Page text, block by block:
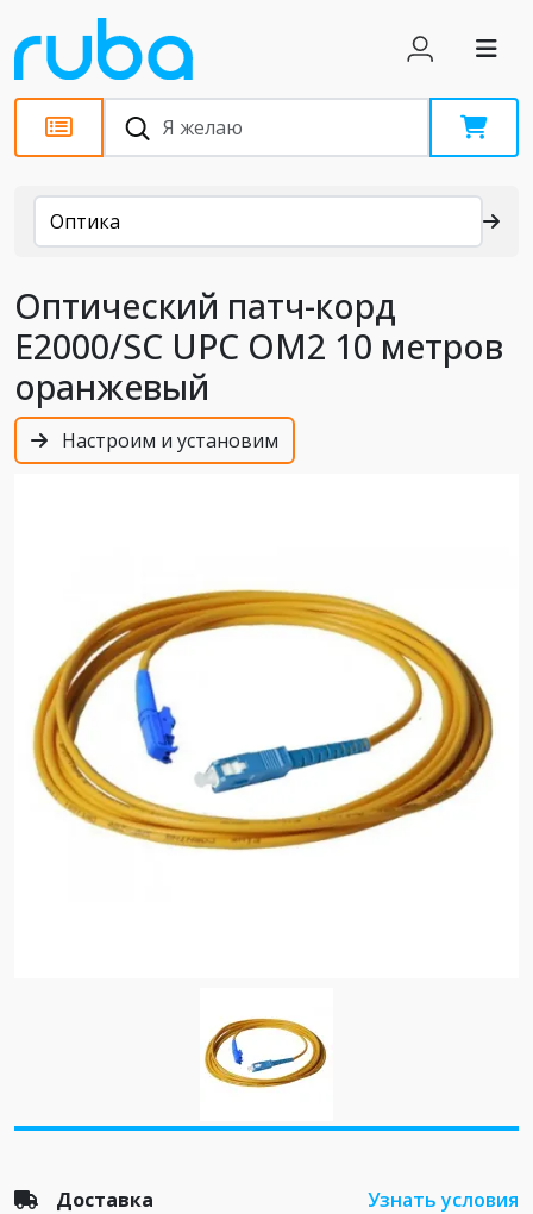
Каталог
Оптика
Оптический патч-корд
E2000/SC UPC OM2 10 метров
оранжевый
Настроим и установим
Доставка Узнать условия